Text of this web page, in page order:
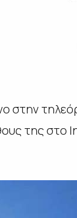
στην
της